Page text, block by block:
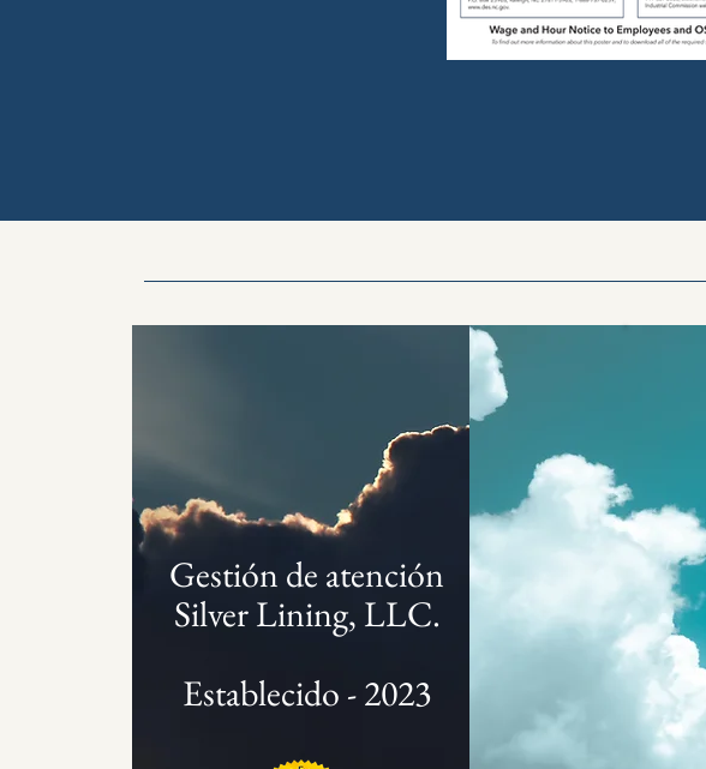
Gestión de atención
Silver Lining, LLC.
Establecido - 2023